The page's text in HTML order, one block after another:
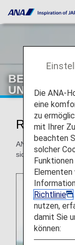
BESONDERE
Reisende
ANA bietet allen
sicheren und
Die ANA-
eine
zu
mit Ihrer
beachten
solcher
Elementen
Richtlinie
nutzen,
damit Sie
können: